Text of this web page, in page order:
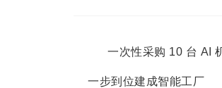
一次性采购 10 台 AI
一步到位建成智能工厂